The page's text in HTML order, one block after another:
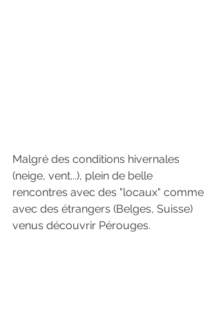
Malgré des conditions hivernales
(neige, vent...), plein de belle
rencontres avec des "locaux" comme
avec des étrangers (Belges, Suisse)
venus découvrir Pérouges.